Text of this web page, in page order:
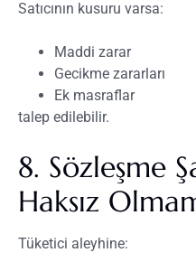
Satıcının kusuru varsa:
Maddi zarar
Gecikme zararları
Ek masraflar
talep edilebilir.
8. Sözleşme
Haksız
Tüketici aleyhine: